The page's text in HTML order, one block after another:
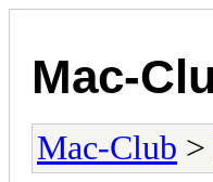
Mac-
Mac-Club >